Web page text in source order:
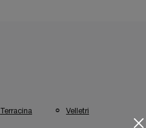
Terracina Velletri